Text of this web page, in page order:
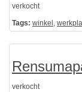
verkocht
Tags: winkel ,
verkocht